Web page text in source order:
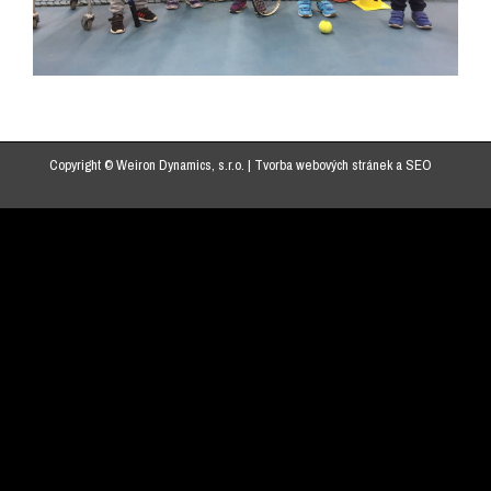
Copyright © Weiron Dynamics, s.r.o. | Tvorba webových stráneka SEO